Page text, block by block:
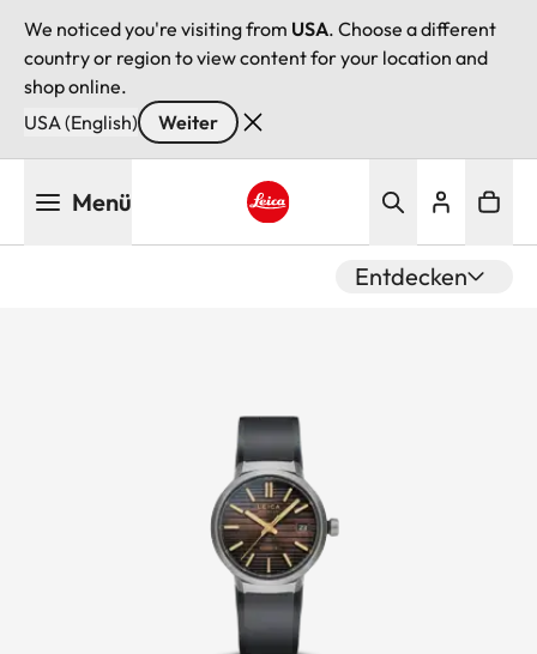
We noticed you're visiting from USA. Choose a different
country or region to view content for your location and
shop online.
USA (English)
Weiter
Menü
Entdecken